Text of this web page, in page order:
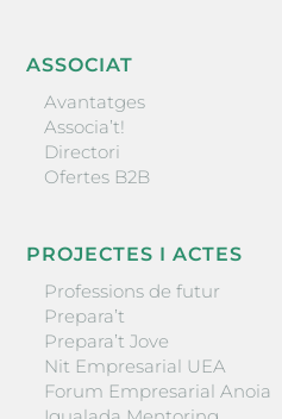
ASSOCIAT
Avantatges
Associa’t!
Directori
Ofertes B2B
PROJECTES I ACTES
Professions de futur
Prepara’t
Prepara’t Jove
Nit Empresarial UEA
Forum Empresarial Anoia